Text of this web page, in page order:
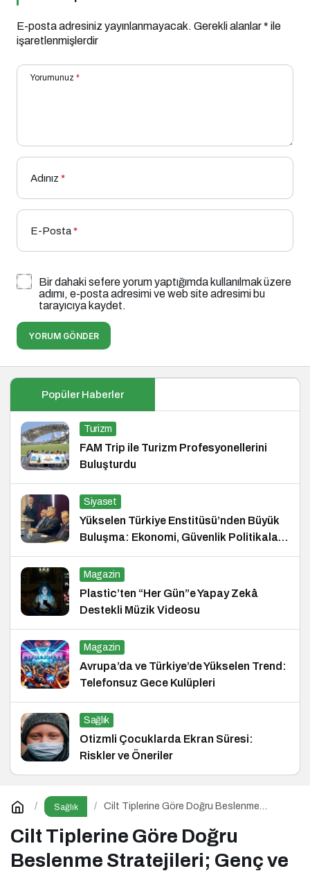
E-posta adresiniz yayınlanmayacak. Gerekli alanlar* ile
işaretlenmişlerdir
Yorumunuz *
Adınız *
E-Posta*
Bir dahaki sefere yorum yaptığımda kullanılmak üzere
adımı, e-posta adresimi ve web site adresimi bu
tarayıcıya kaydet.
YORUM GÖNDER
Popüler Haberler
Turizm
FAM Trip ile Turizm Profesyonellerini
Buluşturdu
Siyaset
Yükselen Türkiye Enstitüsü’nden Büyük
Buluşma: Ekonomi, Güvenlik Politikaları
ve Hukuk Konferansı
Magazin
Plastic’ten “Her Gün”e Yapay Zekâ
Destekli Müzik Videosu
Magazin
Avrupa’da ve Türkiye’de Yükselen Trend:
Telefonsuz Gece Kulüpleri
Sağlık
Otizmli Çocuklarda Ekran Süresi:
Riskler ve Öneriler
Sağlık
Cilt Tiplerine Göre Doğru Beslenme
Besinler
Cilt Tiplerine Göre Doğru
Beslenme Stratejileri; Genç ve